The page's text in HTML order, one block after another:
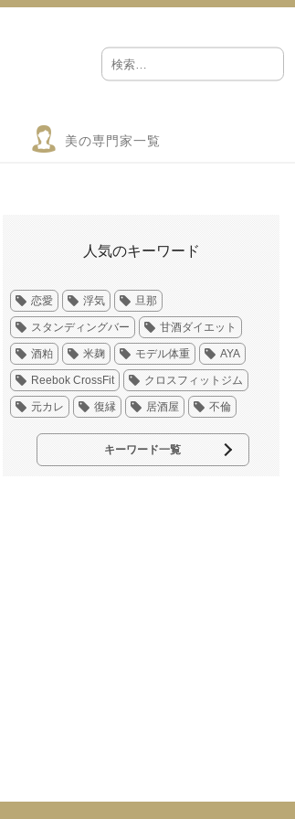
美の専門家一覧
人気のキーワード
恋愛 浮気 旦那
スタンディングバー 甘酒ダイエット
酒粕 米麹 モデル体重 AYA
Reebok CrossFit クロスフィットジム
元カレ 復縁 居酒屋 不倫
キーワード一覧